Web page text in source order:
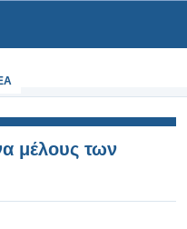
μέλους των